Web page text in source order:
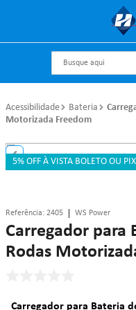
Acessibilidade Bateria
Motorizada Freedom
5% OFF À VISTA BOLETO OU PIX
Referência: 2405 WS Power
Carregador para
Rodas
Carregador para Bateria